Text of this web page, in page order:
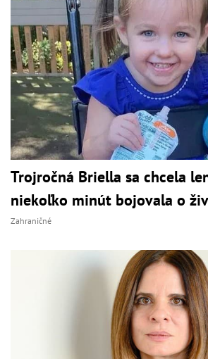
Trojročná Briella sa chcela
niekoľko minút bojovala o
Zahraničné